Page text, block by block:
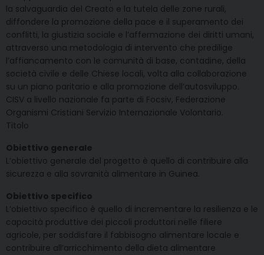
la salvaguardia del Creato e la tutela delle zone rurali,
diffondere la promozione della pace e il superamento dei
conflitti, la giustizia sociale e l’affermazione dei diritti umani,
attraverso una metodologia di intervento che predilige
l’affiancamento con le comunità di base, contadine, della
società civile e delle Chiese locali, volta alla collaborazione
su un piano paritario e alla promozione dell’autosviluppo.
CISV a livello nazionale fa parte di Focsiv, Federazione
Organismi Cristiani Servizio Internazionale Volontario.
Titolo
Obiettivo generale
L’obiettivo generale del progetto è quello di contribuire alla
sicurezza e alla sovranità alimentare in Guinea.
Obiettivo specifico
L’obiettivo specifico è quello di incrementare la resilienza e le
capacità produttive dei piccoli produttori nelle filiere
agricole, per soddisfare il fabbisogno alimentare locale e
contribuire all’arricchimento della dieta alimentare